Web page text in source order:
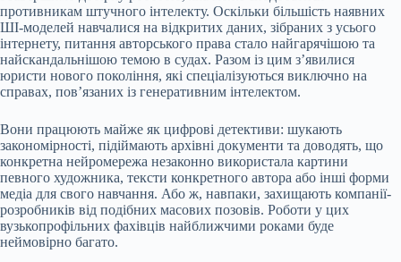
противникам штучного інтелекту. Оскільки більшість наявних
ШІ-моделей навчалися на відкритих даних, зібраних з усього
інтернету, питання авторського права стало найгарячішою та
найскандальнішою темою в судах. Разом із цим з’явилися
юристи нового покоління, які спеціалізуються виключно на
справах, пов’язаних із генеративним інтелектом.
Вони працюють майже як цифрові детективи: шукають
закономірності, підіймають архівні документи та доводять, що
конкретна нейромережа незаконно використала картини
певного художника, тексти конкретного автора або інші форми
медіа для свого навчання. Або ж, навпаки, захищають компанії-
розробників від подібних масових позовів. Роботи у цих
вузькопрофільних фахівців найближчими роками буде
неймовірно багато.